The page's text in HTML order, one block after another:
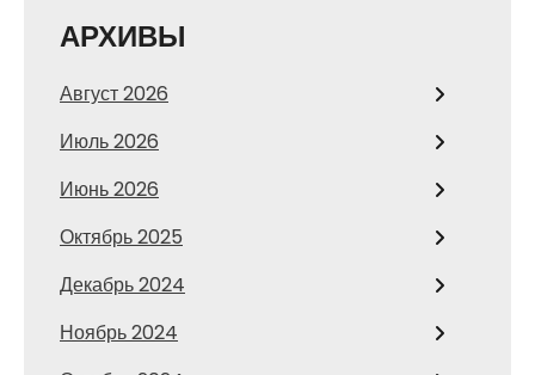
АРХИВЫ
Август 2026
Июль 2026
Июнь 2026
Октябрь 2025
Декабрь 2024
Ноябрь 2024